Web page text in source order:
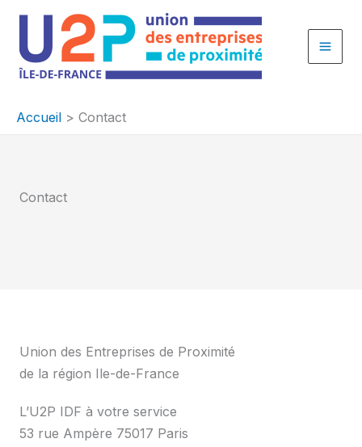
contenu
Accueil Contact
Contact
Union des Entreprises de Proximité
de la région Ile-de-France
L’U2P IDF à votre service
53 rue Ampère 75017 Paris